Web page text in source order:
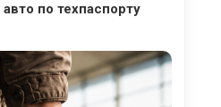
по техпаспорту